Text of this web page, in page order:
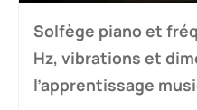
Solfège piano et
Hz, vibrations et
l’apprentissage